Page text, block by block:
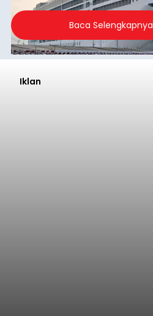
Baca Selengkapnya
Iklan